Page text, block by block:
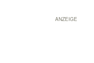
ANZEIGE